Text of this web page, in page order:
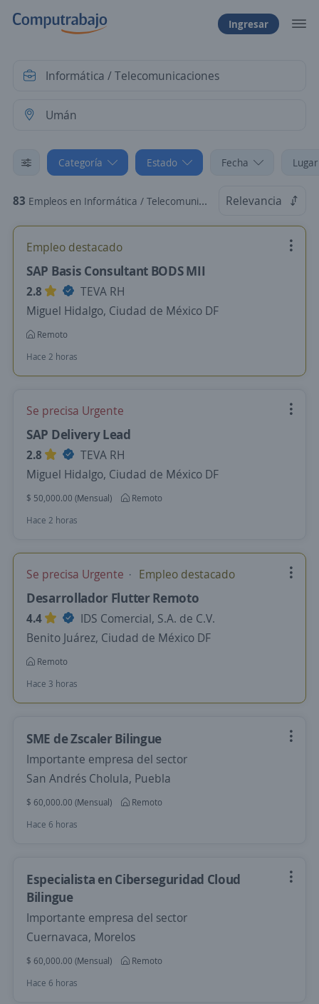
Ingresar
Categoría Estado Fecha
83 Empleos en Informática / Telecomunicaciones en Umán, Yucatán Relevancia
Empleo destacado
SAP Basis Consultant BODS MII
2.8
TEVA RH
Miguel Hidalgo, Ciudad de México DF
Remoto
Hace 2 horas
Se precisa Urgente
SAP Delivery Lead
2.8
TEVA RH
Miguel Hidalgo, Ciudad de México DF
$ 50,000.00 (Mensual)
Remoto
Hace 2 horas
Se precisa Urgente Empleo destacado
Desarrollador Flutter Remoto
4.4
IDS Comercial, S.A. de C.V.
Benito Juárez, Ciudad de México DF
Remoto
Hace 3 horas
SME de Zscaler Bilingue
Importante empresa del sector
San Andrés Cholula, Puebla
$ 60,000.00 (Mensual)
Remoto
Hace 6 horas
Especialista en Ciberseguridad Cloud
Bilingue
Importante empresa del sector
Cuernavaca, Morelos
$ 60,000.00 (Mensual)
Remoto
Hace 6 horas